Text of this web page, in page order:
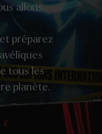
allons
préparez
tous les
planète.